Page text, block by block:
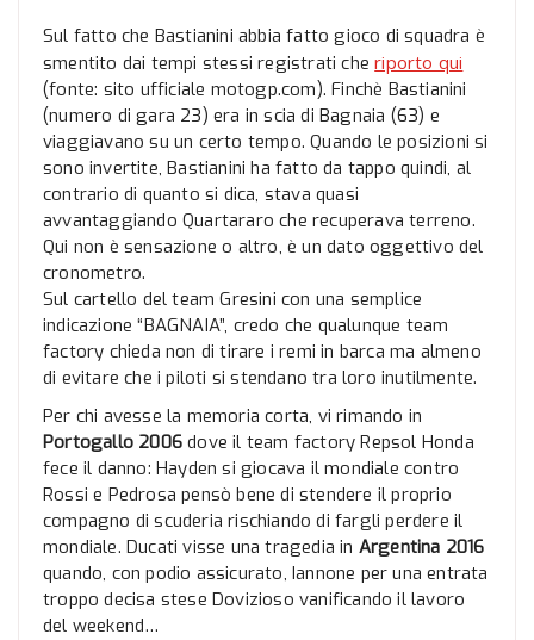
Sul fatto che Bastianini abbia fatto gioco di squadra è
smentito dai tempi stessi registrati cheriporto qui
(fonte: sito ufficiale motogp.com). Finchè Bastianini
(numero di gara 23) era in scia di Bagnaia (63) e
viaggiavano su un certo tempo. Quando le posizioni si
sono invertite, Bastianini ha fatto da tappo quindi, al
contrario di quanto si dica, stava quasi
avvantaggiando Quartararo che recuperava terreno.
Qui non è sensazione o altro, è un dato oggettivo del
cronometro.
Sul cartello del team Gresini con una semplice
indicazione “BAGNAIA”, credo che qualunque team
factory chieda non di tirare i remi in barca ma almeno
di evitare che i piloti si stendano tra loro inutilmente.
Per chi avesse la memoria corta, vi rimando in
Portogallo 2006 dove il team factory Repsol Honda
fece il danno: Hayden si giocava il mondiale contro
Rossi e Pedrosa pensò bene di stendere il proprio
compagno di scuderia rischiando di fargli perdere il
mondiale. Ducati visse una tragedia in Argentina 2016
quando, con podio assicurato, Iannone per una entrata
troppo decisa stese Dovizioso vanificando il lavoro
del weekend…